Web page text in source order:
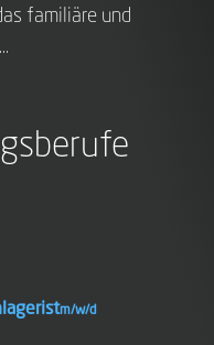
familiäre und
m/w/d